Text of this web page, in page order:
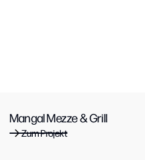
Mangal Mezze & Grill
Zum Projekt